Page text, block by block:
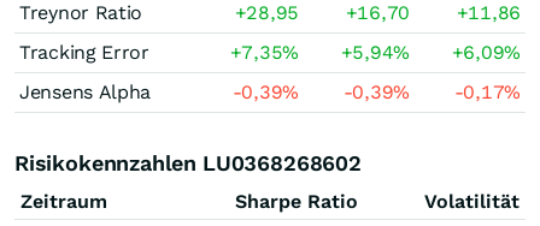
Treynor Ratio
+28,95 +16,70
+11,86
Tracking Error
+7,35% +5,94% +6,09%
Jensens Alpha
-0,39% -0,39% -0,17%
Risikokennzahlen LU0368268602
Zeitraum Sharpe Ratio
Volatilität